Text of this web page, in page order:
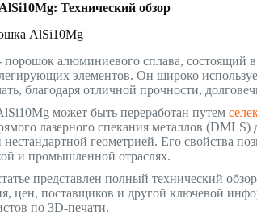
Технический обзор
AlSi10Mg
алюминиевого сплава, состоящий
элементов. Он широко
благодаря отличной прочности,
может быть переработан путем
лазерного спекания металлов
нестандартной геометрией. Его свойства
и промышленной отраслях.
представлен полный технический
цен, поставщиков и другой ключевой
по 3D-печати.